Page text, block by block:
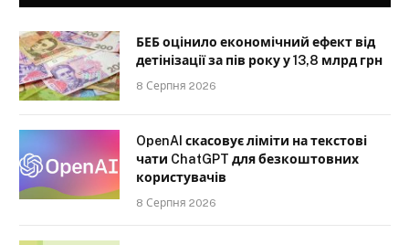
БЕБ оцінило економічний ефект від
детінізації за пів року у 13,8 млрд грн
8 Серпня 2026
OpenAI скасовує ліміти на текстові
чати ChatGPT для безкоштовних
користувачів
8 Серпня 2026